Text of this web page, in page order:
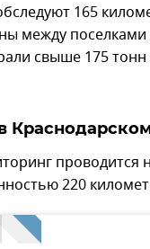
165
между поселками
свыше 175 тонн
проводится
220